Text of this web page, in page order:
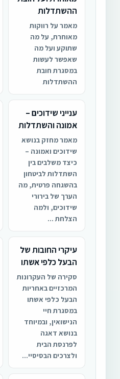
ההשתדלות
מאמר על רווקות
מאוחרת, על מה
שתוקע ועל מה
שאפשר לעשות
במסגרת חובת
ההשתדלות
ענייני שידוכים –
אמונה והשתדלות
מאמר מחזק בנושא
שידוכים ואמונה –
כיצד משלבים בין
השתדלות לביטחון
בהשגחה פרטית, מה
הערך של בירורי
שידוכים, ולמה
הצלחת ...
עיקרי החובות של
הבעל כלפי אשתו
סקירה של העקרונות
המרכזיים באחריות
הבעל כלפי אשתו
במסגרת חיי
הנישואין, ובמיוחד
בנושא דאגה
לפרנסת הבית
ולצרכים הבסיסיי...